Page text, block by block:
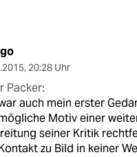
, 20:28 Uhr
Packer:
auch mein erster
Motiv einer
seiner Kritik
zu Bild in keiner